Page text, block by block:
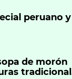
peruano y
de morón
tradicional